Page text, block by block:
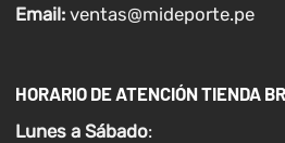
Email: ventas@mideporte.pe
HORARIO DE ATENCIÓN TIENDA
Lunes a Sábado: